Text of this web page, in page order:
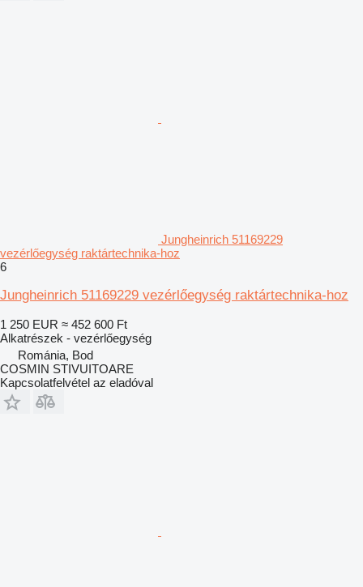
Jungheinrich 51169229
vezérlőegység raktártechnika-hoz
6
Jungheinrich 51169229 vezérlőegység raktártechnika-hoz
1 250 EUR ≈ 452 600 Ft
Alkatrészek - vezérlőegység
Románia, Bod
COSMIN STIVUITOARE
Kapcsolatfelvétel az eladóval